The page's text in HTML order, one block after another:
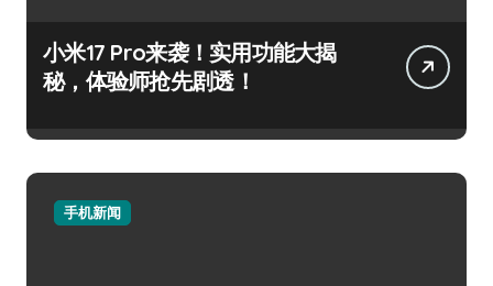
小米17 Pro来袭！实用功能大揭
秘，体验师抢先剧透！
手机新闻